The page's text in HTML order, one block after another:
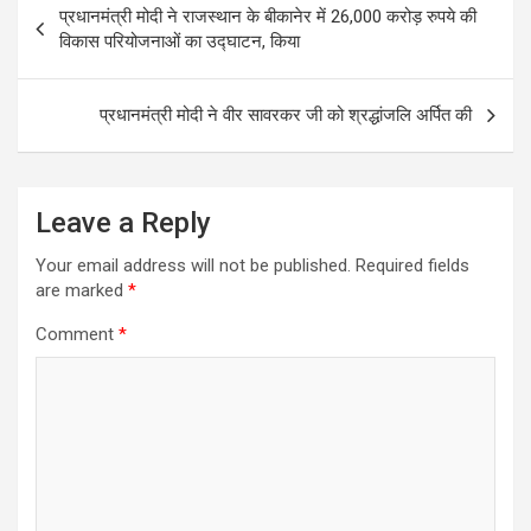
k
navigation
प्रधानमंत्री मोदी ने राजस्थान के बीकानेर में 26,000 करोड़ रुपये की
विकास परियोजनाओं का उद्घाटन, किया
प्रधानमंत्री मोदी ने वीर सावरकर जी को श्रद्धांजलि अर्पित की
Leave a Reply
Your email address will not be published. Required fields
are marked *
Comment *